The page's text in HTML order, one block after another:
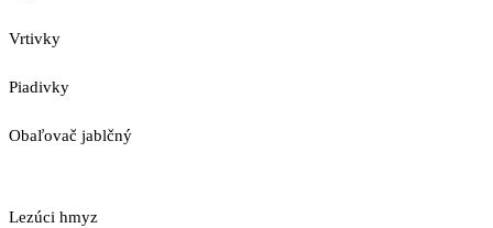
Vrtivky
Piadivky
Obaľovač jablčný
Lezúci hmyz